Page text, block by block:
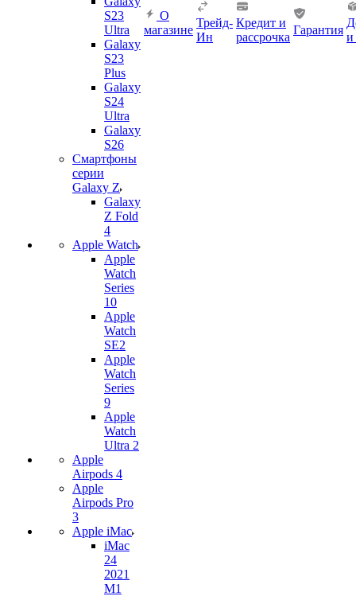
S23
Ultra
Galaxy
S23
Plus
Galaxy
S24
Ultra
Galaxy
S26
Смартфоны
серии
Galaxy Z
Galaxy
Z Fold
4
Apple Watch
Apple
Watch
Series
10
Apple
Watch
SE2
Apple
Watch
Series
9
Apple
Watch
Ultra 2
Apple
Airpods 4
Apple
Airpods Pro
3
Apple iMac
iMac
24
2021
M1
О
магазине
Трейд-
Ин
Кредит и
рассрочка
Гарантия
и